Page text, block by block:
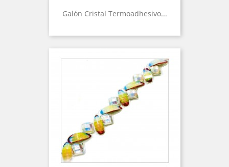
Galón Cristal Termoadhesivo...